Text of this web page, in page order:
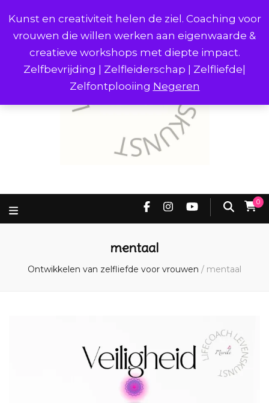
Kunst en creativiteit helen de ziel. Coaching voor
vrouwen die willen werken aan eigenwaarde &
creatieve workshops met diepte impact.
Zelfbevrijding | Zelfleiderschap | Zelfliefde|
Zelfontplooiing Negeren
0
mentaal
Ontwikkelen van zelfliefde voor vrouwen / mentaal